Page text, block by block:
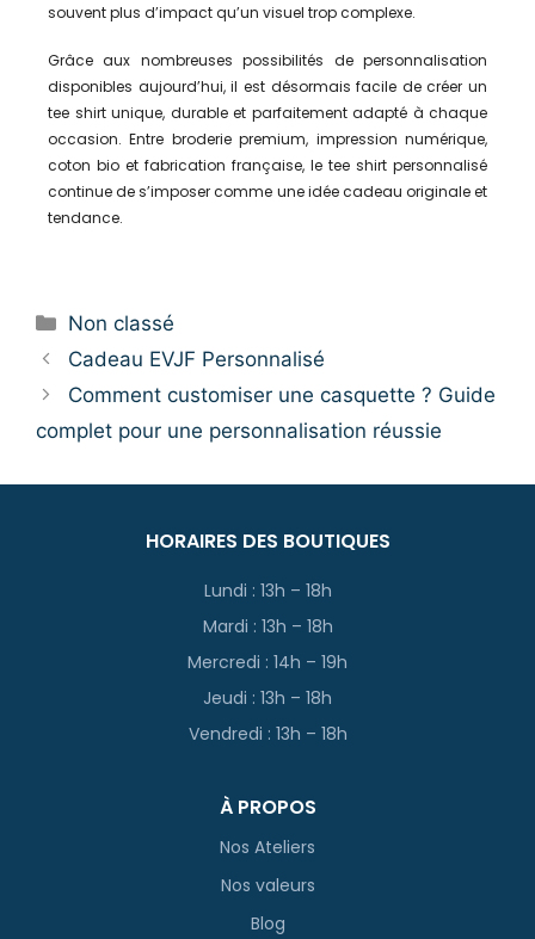
souvent plus d’impact qu’un visuel trop complexe.
Grâce aux nombreuses possibilités de personnalisation
disponibles aujourd’hui, il est désormais facile de créer un
tee shirt unique, durable et parfaitement adapté à chaque
occasion. Entre broderie premium, impression numérique,
coton bio et fabrication française, le tee shirt personnalisé
continue de s’imposer comme une idée cadeau originale et
tendance.
Non classé
Cadeau EVJF Personnalisé
Comment customiser une casquette ? Guide
complet pour une personnalisation réussie
HORAIRES DES BOUTIQUES
Lundi : 13h – 18h
Mardi : 13h – 18h
Mercredi : 14h – 19h
Jeudi : 13h – 18h
Vendredi : 13h – 18h
À PROPOS
Nos Ateliers
Nos valeurs
Blog